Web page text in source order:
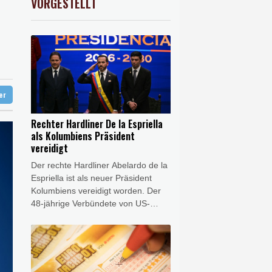
Berufung an
0.32%
Rechter Hardliner De la Espriella
als Kolumbiens Präsident
vereidigt
Der rechte Hardliner Abelardo de la
Espriella ist als neuer Präsident
Kolumbiens vereidigt worden. Der
48-jährige Verbündete von US-
Freitag in der
südwestkolumbianischen Großstadt
Cali den Amtseid ab und trat damit
die Nachfolge des linken